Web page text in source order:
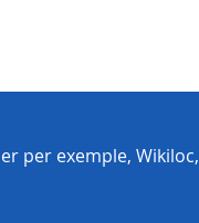
per exemple, Wikiloc,